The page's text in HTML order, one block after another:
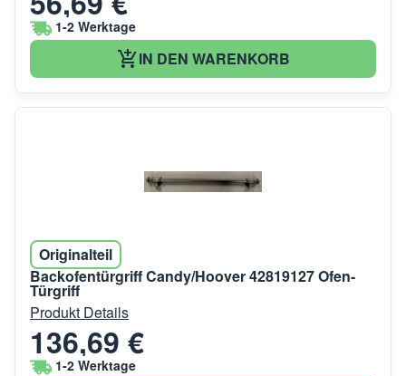
1-2 Werktage
IN DEN WARENKORB
Originalteil
Backofentürgriff Candy/Hoover 42819127 Ofen-
Türgriff
Produkt Details
136,69 €
1-2 Werktage